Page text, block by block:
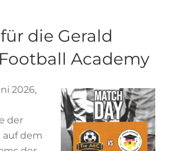
die Gerald
Academy
2026,
der
auf dem